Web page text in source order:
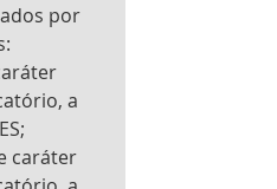
por
a
caráter